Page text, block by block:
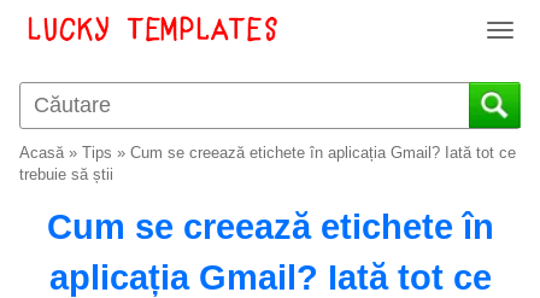
T
g
g
Acasă» Tips » Cum se creează etichete în aplicația Gmail? Iată tot ce
trebuie să știi
Cum se creează etichete în
aplicația Gmail? Iată tot ce